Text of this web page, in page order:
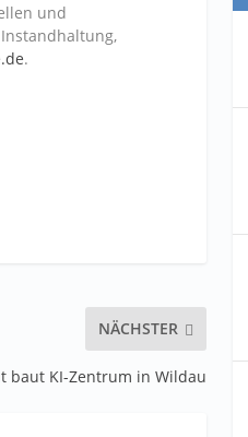
und
.
NÄCHSTER
baut KI-Zentrum in Wildau